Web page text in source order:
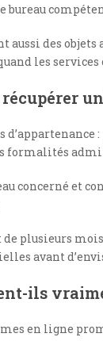
bureau
des
les services
formalités
concerné et
de plusieurs
avant
ils
en ligne